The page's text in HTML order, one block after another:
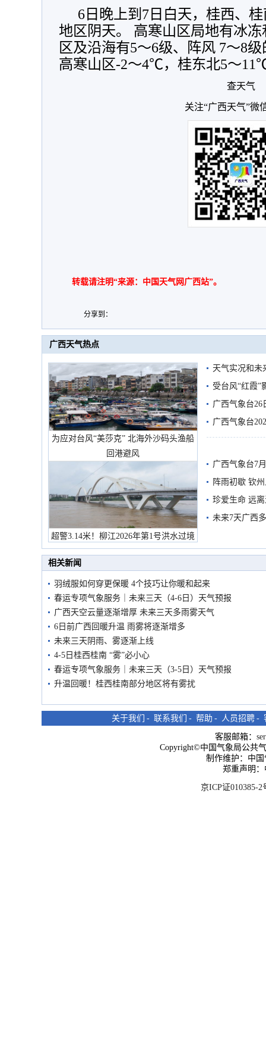
6日晚上到7日白天，桂西、
地区阴天。 高寒山区局地有冰
区及沿海有5～6级、阵风 7～8
高寒山区-2～4℃，桂东北5～
查天气
关注“广西天气”微
转载请注明“来源：中国天气网广西站”。
分享到：
广西天气热点
为应对台风“美莎克” 北海外沙码头渔船
回港避风
超警3.14米！柳江2026年第1号洪水过境
市民在堤岸见证汛况
天气实况和未
受台风“红霞”
有较强降雨
广西气象台26
广西气象台
预警
广西气象台7
阵雨初歇 钦
珍爱生命 远
未来7天广西
相关新闻
羽绒服如何穿更保暖 4个技巧让你暖和起来
春运专项气象服务｜未来三天（4-6日）天气预报
广西天空云量逐渐增厚 未来三天多雨雾天气
6日前广西回暖升温 雨雾将逐渐增多
未来三天阴雨、雾逐渐上线
4-5日桂西桂南 “雾”必小心
春运专项气象服务｜未来三天（3-5日）天气预报
升温回暖！桂西桂南部分地区将有雾扰
关于我们 - 联系我们 - 帮助 - 人员招聘 -
客服邮箱：
Copyright©中国气象局公共
制作维护：中
郑重声明
京ICP证010385-2